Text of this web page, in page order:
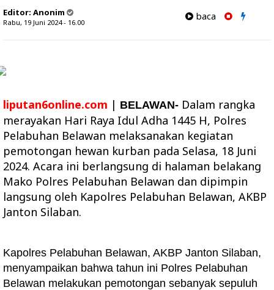
Editor: Anonim
Rabu, 19 Juni 2024 - 16.00
baca
liputan6online.com | BELAWAN- Dalam rangka
merayakan Hari Raya Idul Adha 1445 H, Polres
Pelabuhan Belawan melaksanakan kegiatan
pemotongan hewan kurban pada Selasa, 18 Juni
2024. Acara ini berlangsung di halaman belakang
Mako Polres Pelabuhan Belawan dan dipimpin
langsung oleh Kapolres Pelabuhan Belawan, AKBP
Janton Silaban.
Kapolres Pelabuhan Belawan, AKBP Janton Silaban,
menyampaikan bahwa tahun ini Polres Pelabuhan
Belawan melakukan pemotongan sebanyak sepuluh